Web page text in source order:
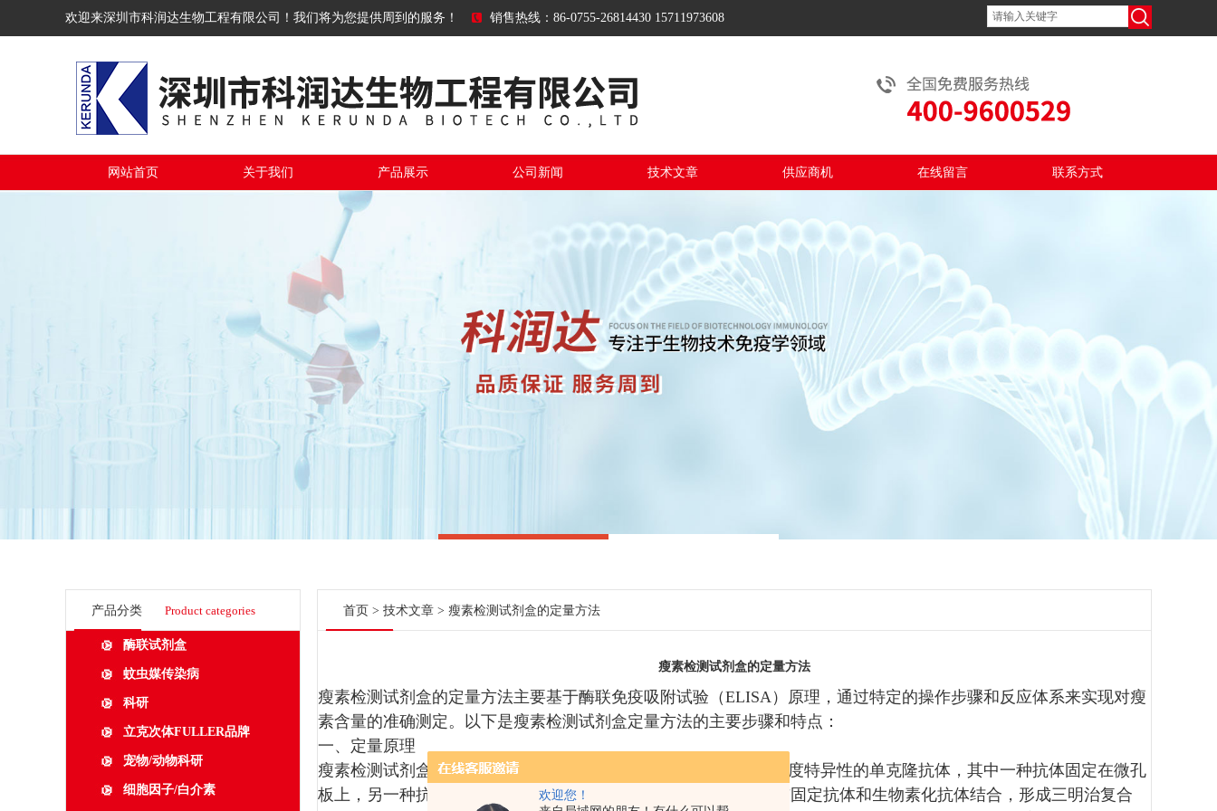
欢迎您！
欢迎来深圳市科润达生物工程有限公司！我们将为您提供周到的服务！ 销售热线：86-0755-26814430 15711973608
网站首页 关于我们 产品展示 公司新闻 技术文章 供应商机 在线留言 联系方式
产品分类 Product categories
酶联试剂盒
蚊虫媒传染病
科研
立克次体FULLER品牌
宠物/动物科研
细胞因子/白介素
首页 > 技术文章 > 瘦素检测试剂盒的定量方法
瘦素检测试剂盒的定量方法
瘦素检测试剂盒的定量方法主要基于酶联免疫吸附试验（ELISA）原理，通过特定的操作步骤和反应体系来实现对瘦
素含量的准确测定。以下是瘦素检测试剂盒定量方法的主要步骤和特点：
一、定量原理
瘦素检测试剂盒通常采用双抗体夹心ELISA法。该方法利用两种高度特异性的单克隆抗体，其中一种抗体固定在微孔
板上，另一种抗体与生物素结合。在反应过程中，样品中的瘦素与固定抗体和生物素化抗体结合，形成三明治复合